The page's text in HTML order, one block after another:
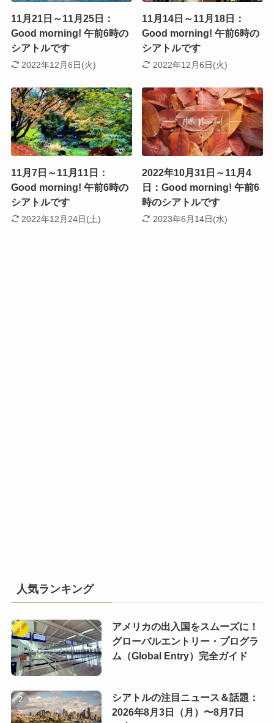
11月21日～11月25日：
Good morning! 午前6時の
シアトルです
2022年12月6日(火)
11月14日～11月18日：
Good morning! 午前6時の
シアトルです
2022年12月6日(火)
11月7日～11月11日：
Good morning! 午前6時の
シアトルです
2022年12月24日(土)
2022年10月31日～11月4
日：Good morning! 午前6
時のシアトルです
2023年6月14日(水)
人気ランキング
アメリカの出入国をスムーズに！
グローバルエントリー・プログラ
ム（Global Entry）完全ガイド
シアトルの注目ニュース＆話題：
2026年8月3日（月）〜8月7日